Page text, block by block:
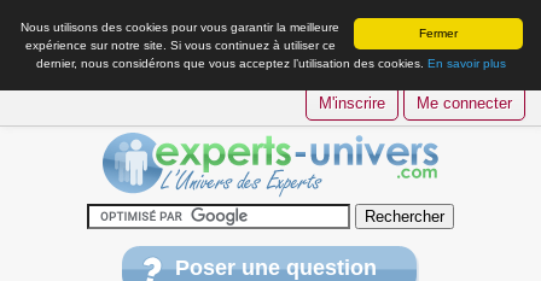
Fermer
Nous utilisons des cookies pour vous garantir la meilleure
expérience sur notre site. Si vous continuez à utiliser ce
dernier, nous considérons que vous acceptez l’utilisation des cookies. En savoir plus
M'inscrire Me connecter
Poser une question